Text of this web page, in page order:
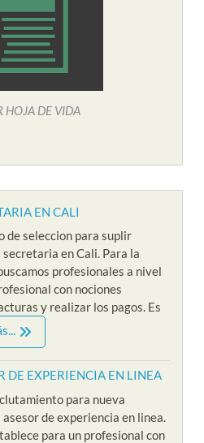
HOJA DE VIDA
EN CALI
de seleccion para suplir
en Cali. Para la
profesionales a nivel
con nociones
y realizar los pagos. Es
DE EXPERIENCIA EN LINEA
para nueva
de experiencia en linea.
para un profesional con